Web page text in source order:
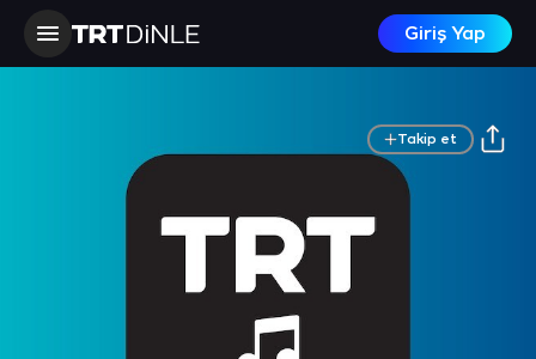
Giriş Yap
Takip et